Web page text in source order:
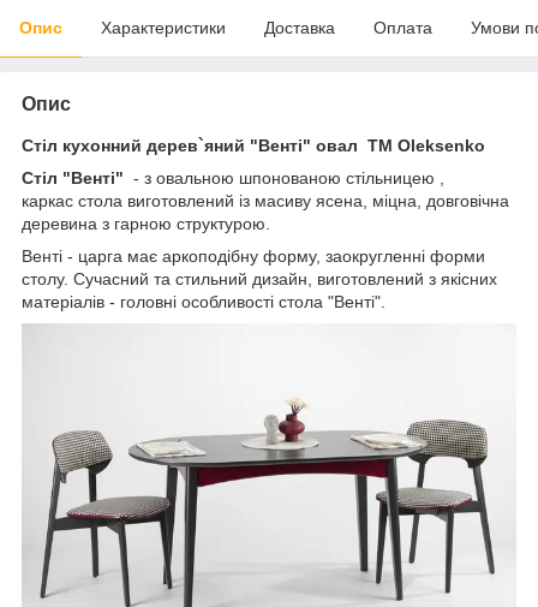
Опис Характеристики Доставка Оплата Умови
Опис
Стіл кухонний дерев`яний "Венті" овал TM Oleksenko
Стіл "Венті" - з овальною шпонованою стільницею ,
каркас стола виготовлений із масиву ясена, міцна, довговічна
деревина з гарною структурою.
Венті - царга має аркоподібну форму, заокругленні форми
столу. Сучасний та стильний дизайн, виготовлений з якісних
матеріалів - головні особливості стола "Венті".